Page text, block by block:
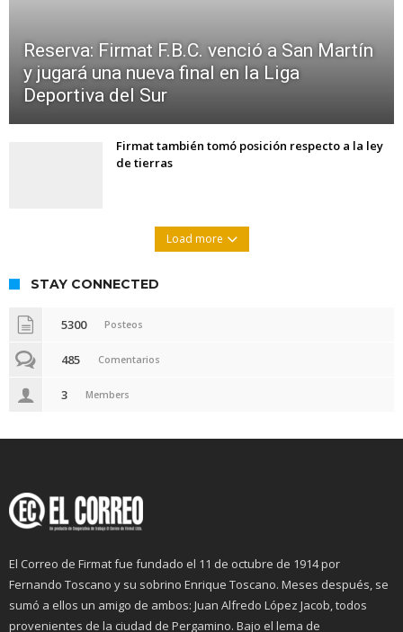
Reserva: Firmat F.B.C. venció a San Martín
y jugará una nueva final en la Liga
Deportiva del Sur
Firmat también tomó posición respecto a la ley
de tierras
Load more
STAY CONNECTED
5300 Posteos
485 Comentarios
3 Members
El Correo de Firmat fue fundado el 11 de octubre de 1914 por
Fernando Toscano y su sobrino Enrique Toscano. Meses después, se
sumó a ellos un amigo de ambos: Juan Alfredo López Jacob, todos
provenientes de la ciudad de Pergamino. Bajo el lema de